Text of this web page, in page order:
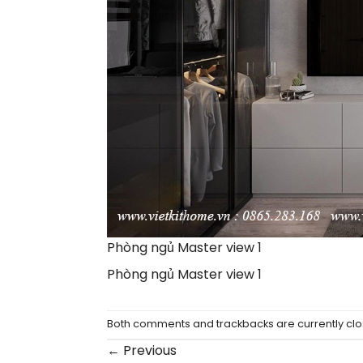
Phòng ngủ Master view 1
Phòng ngủ Master view 1
Both comments and trackbacks are currently
← Previous